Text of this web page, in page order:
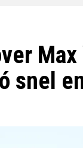
snel